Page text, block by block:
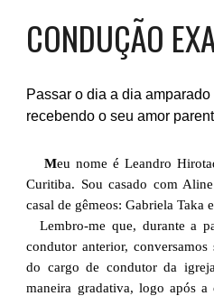
CONDUÇÃO
Passar o dia a dia
recebendo o seu amor
Meu nome é Leandro
Curitiba. Sou casado com
casal de gêmeos: Gabriela Taka
Lembro-me que, durante a
condutor anterior, conversamos
do cargo de condutor da
maneira gradativa, logo após